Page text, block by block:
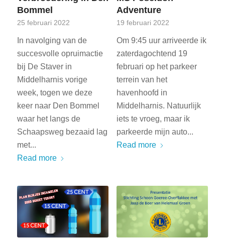
Bommel
25 februari 2022
In navolging van de
succesvolle opruimactie
bij De Staver in
Middelharnis vorige
week, togen we deze
keer naar Den Bommel
waar het langs de
Schaapsweg bezaaid lag
met...
Read more
Adventure
19 februari 2022
Om 9:45 uur arriveerde ik
zaterdagochtend 19
februari op het parkeer
terrein van het
havenhoofd in
Middelharnis. Natuurlijk
iets te vroeg, maar ik
parkeerde mijn auto...
Read more